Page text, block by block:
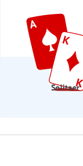
Solitaer